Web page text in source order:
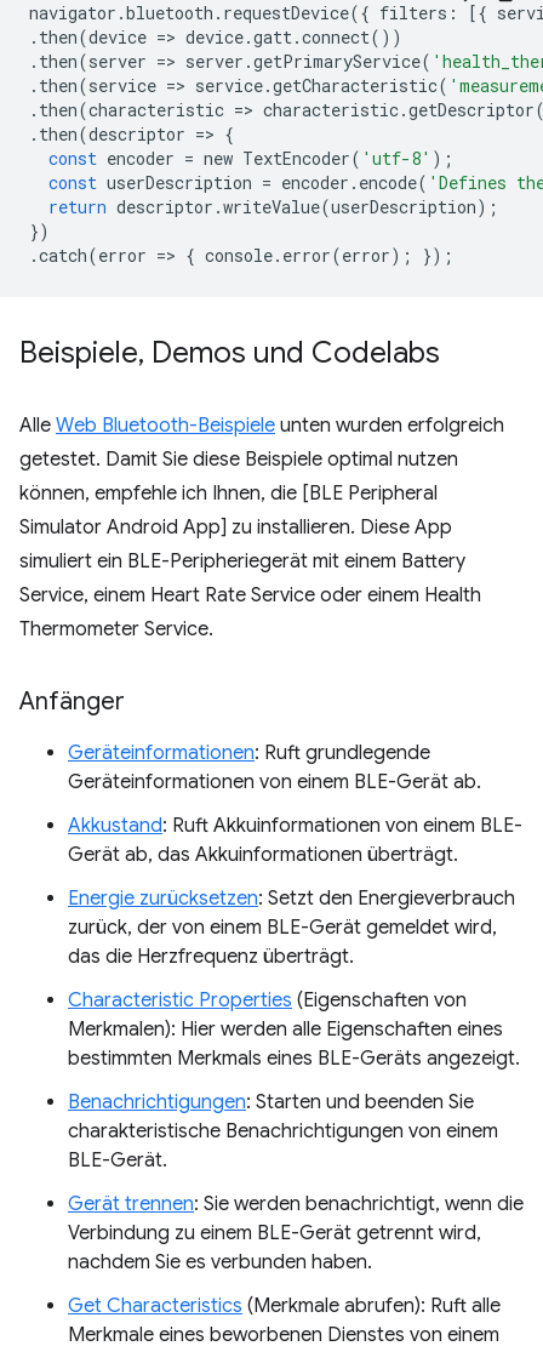
navigator .bluetooth . requestDevice({ filters : [{
. then(device => device.gatt.connect())
. then(server => server .getPrimaryService(
. then(service => service.getCharacteristic(
. then(characteristic => characteristic.getDescriptor
. then(descriptor => {
const encoder = new TextEncoder( 'utf-8' );
const userDescription = encoder . encode( 'Defines
return descriptor .writeValue(userDescription);
})
.catch(error => { console. error(error); });
Beispiele, Demos und Codelabs
Alle Web Bluetooth-Beispiele unten wurden erfolgreich
getestet. Damit Sie diese Beispiele optimal nutzen
können, empfehle ich Ihnen, die [BLE Peripheral
Simulator Android App] zu installieren. Diese App
simuliert ein BLE-Peripheriegerät mit einem Battery
Service, einem Heart Rate Service oder einem Health
Thermometer Service.
Anfänger
Geräteinformationen: Ruft grundlegende
Geräteinformationen von einem BLE-Gerät ab.
Akkustand: Ruft Akkuinformationen von einem BLE-
Gerät ab, das Akkuinformationen überträgt.
Energie zurücksetzen: Setzt den Energieverbrauch
zurück, der von einem BLE-Gerät gemeldet wird,
das die Herzfrequenz überträgt.
Characteristic Properties (Eigenschaften von
Merkmalen): Hier werden alle Eigenschaften eines
bestimmten Merkmals eines BLE-Geräts angezeigt.
Benachrichtigungen: Starten und beenden Sie
charakteristische Benachrichtigungen von einem
BLE-Gerät.
Gerät trennen: Sie werden benachrichtigt, wenn die
Verbindung zu einem BLE-Gerät getrennt wird,
nachdem Sie es verbunden haben.
Get Characteristics (Merkmale abrufen): Ruft alle
Merkmale eines beworbenen Dienstes von einem